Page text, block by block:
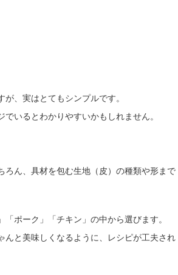
、実はとてもシンプルです。
いるとわかりやすいかもしれません。
ん、具材を包む生地（皮）の種類や形まで
ポーク」「チキン」の中から選びます。
と美味しくなるように、レシピが工夫され